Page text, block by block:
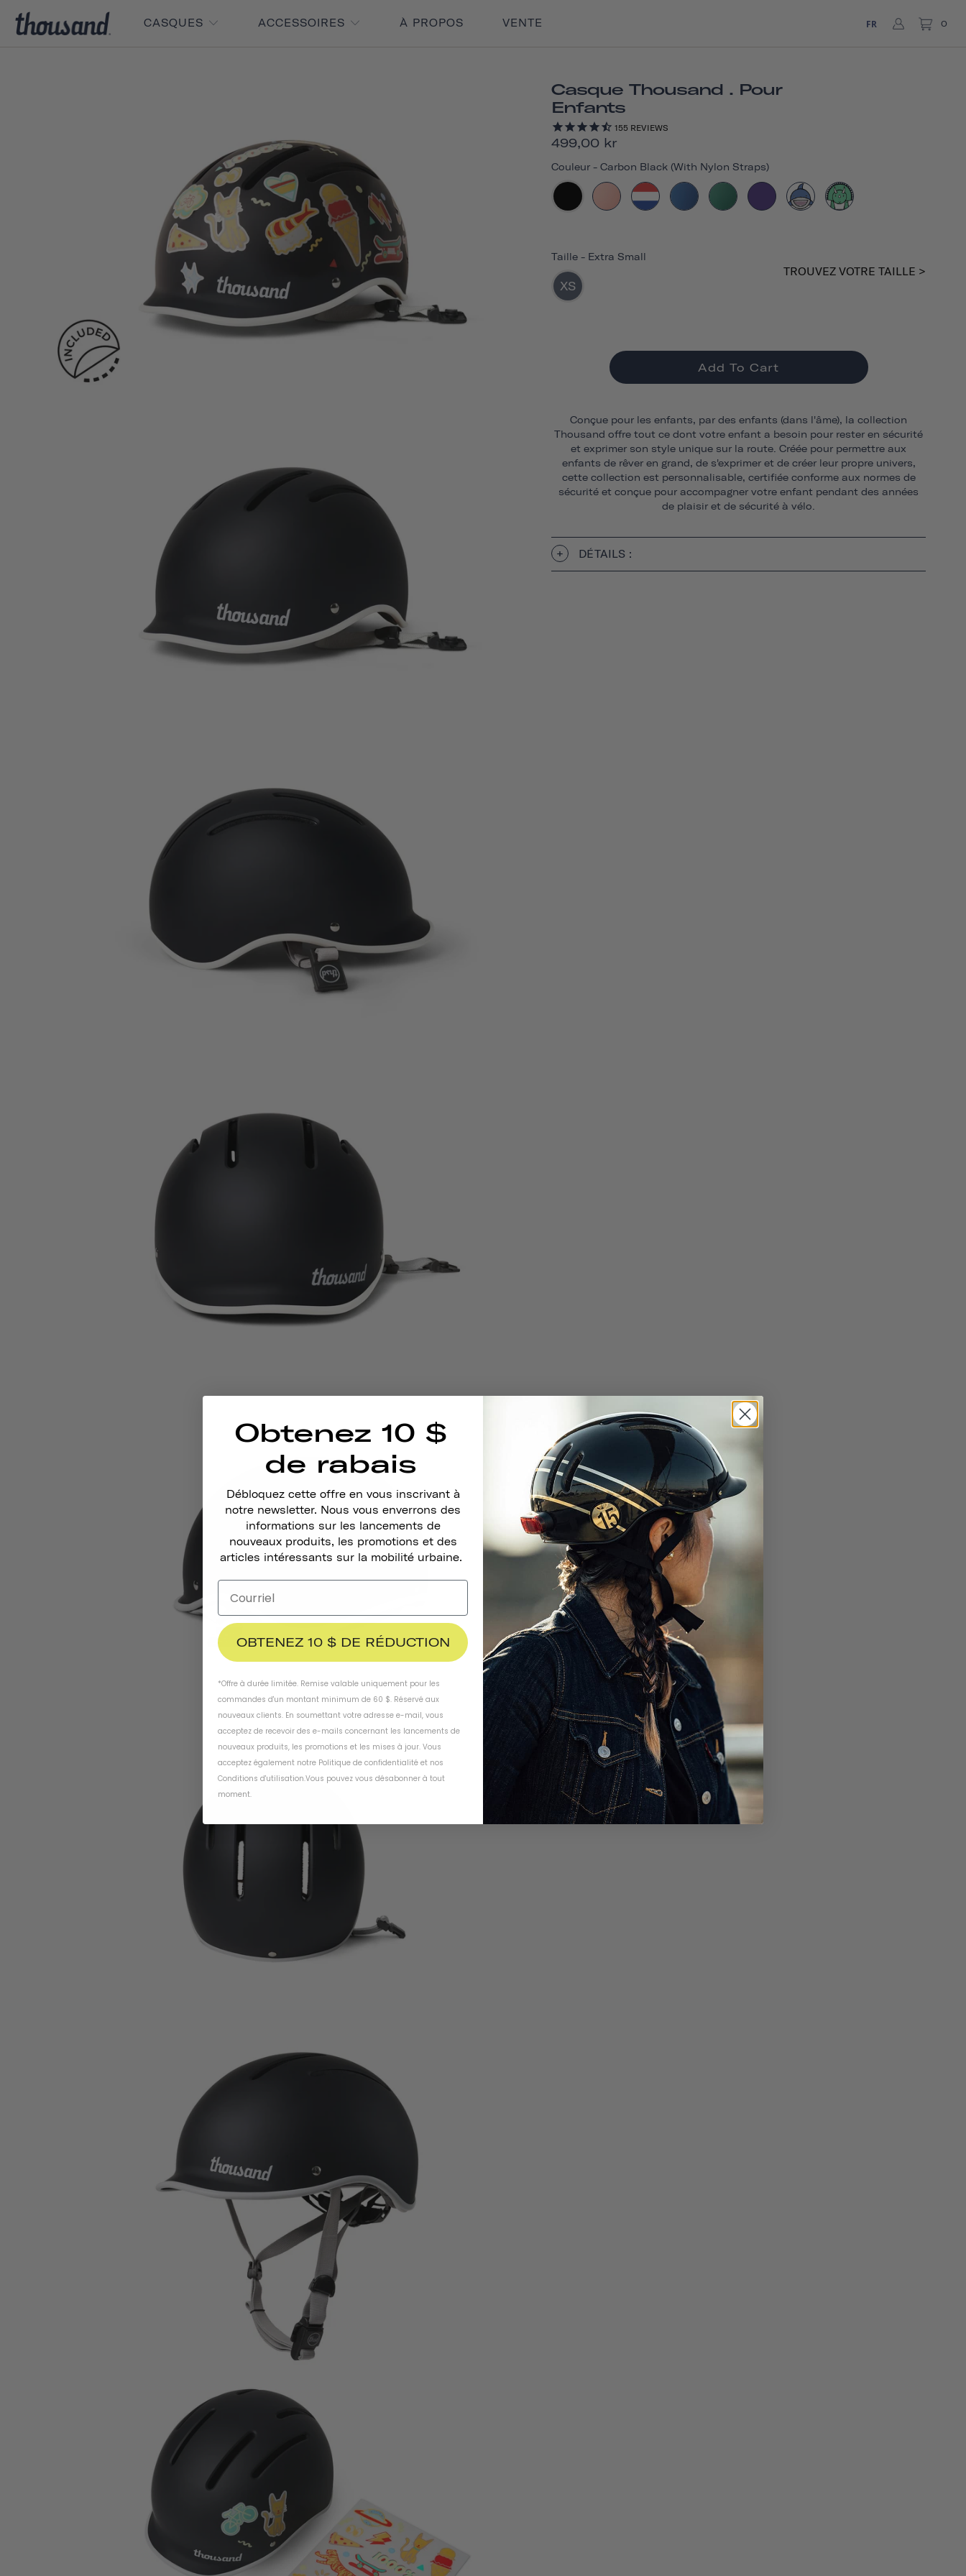
CASQUES ACCESSOIRES À PROPOS VENTE FR 0
Casque Thousand . Pour
Enfants
155 REVIEWS
499,00 kr
Couleur - Carbon Black (with Nylon Straps)
Taille - Extra Small
XS
TROUVEZ VOTRE TAILLE >
Add To Cart
Conçue pour les enfants, par des enfants (dans l'âme), la collection
Thousand offre tout ce dont votre enfant a besoin pour rester en sécurité
et exprimer son style unique sur la route. Créée pour permettre aux
enfants de rêver en grand, de s'exprimer et de créer leur propre univers,
cette collection est personnalisable, certifiée conforme aux normes de
sécurité et conçue pour accompagner votre enfant pendant des années
de plaisir et de sécurité à vélo.
DÉTAILS :
Obtenez 10 $
de rabais
Débloquez cette offre en vous inscrivant à
notre newsletter. Nous vous enverrons des
informations sur les lancements de
nouveaux produits, les promotions et des
articles intéressants sur la mobilité urbaine.
OBTENEZ 10 $ DE RÉDUCTION
*Offre à durée limitée. Remise valable uniquement pour les
commandes d'un montant minimum de 60 $. Réservé aux
nouveaux clients. En soumettant votre adresse e-mail, vous
acceptez de recevoir des e-mails concernant les lancements de
nouveaux produits, les promotions et les mises à jour. Vous
acceptez également notre Politique de confidentialité et nos
Conditions d'utilisation.Vous pouvez vous désabonner à tout
moment.